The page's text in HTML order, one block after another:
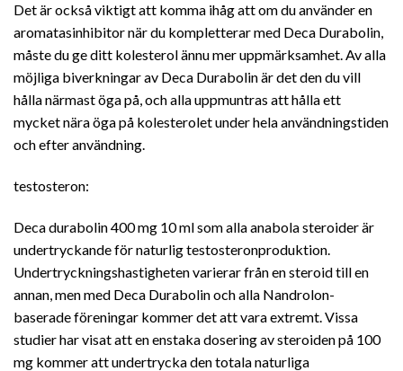
Det är också viktigt att komma ihåg att om du använder en
aromatasinhibitor när du kompletterar med Deca Durabolin,
måste du ge ditt kolesterol ännu mer uppmärksamhet. Av alla
möjliga biverkningar av Deca Durabolin är det den du vill
hålla närmast öga på, och alla uppmuntras att hålla ett
mycket nära öga på kolesterolet under hela användningstiden
och efter användning.
testosteron:
Deca durabolin 400 mg 10 ml som alla anabola steroider är
undertryckande för naturlig testosteronproduktion.
Undertryckningshastigheten varierar från en steroid till en
annan, men med Deca Durabolin och alla Nandrolon-
baserade föreningar kommer det att vara extremt. Vissa
studier har visat att en enstaka dosering av steroiden på 100
mg kommer att undertrycka den totala naturliga